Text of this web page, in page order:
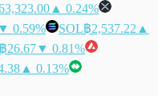
▲ 0.24%
▼ 0.59% SOL฿2,537.22 ▲
฿26.67▼ 0.81%
▲ 0.13%